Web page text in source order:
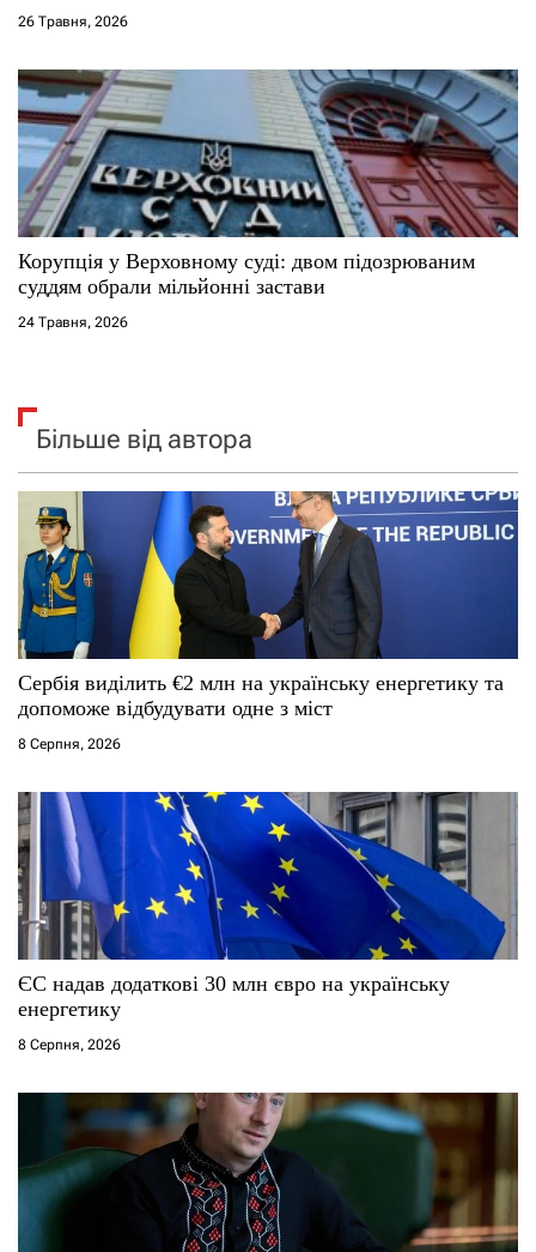
26 Травня, 2026
Корупція у Верховному суді: двом підозрюваним
суддям обрали мільйонні застави
24 Травня, 2026
Більше від автора
Сербія виділить €2 млн на українську енергетику та
допоможе відбудувати одне з міст
8 Серпня, 2026
ЄС надав додаткові 30 млн євро на українську
енергетику
8 Серпня, 2026